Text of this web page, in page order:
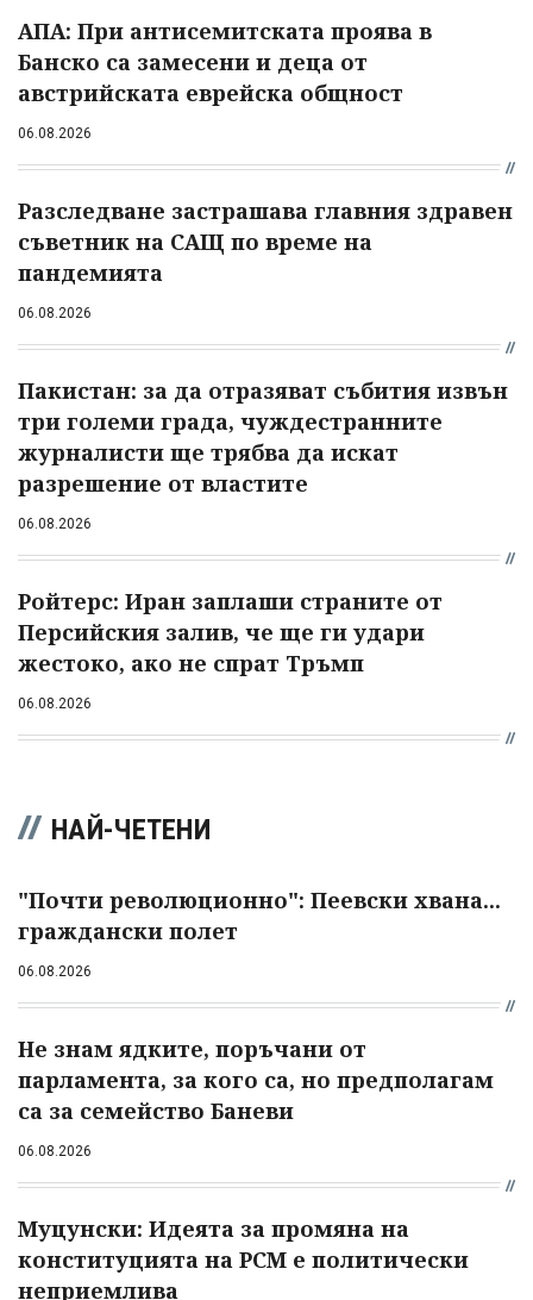
АПА: При антисемитската проява в
Банско са замесени и деца от
австрийската еврейска общност
06.08.2026
Разследване застрашава главния здравен
съветник на САЩ по време на
пандемията
06.08.2026
Пакистан: за да отразяват събития извън
три големи града, чуждестранните
журналисти ще трябва да искат
разрешение от властите
06.08.2026
Ройтерс: Иран заплаши страните от
Персийския залив, че ще ги удари
жестоко, ако не спрат Тръмп
06.08.2026
НАЙ-ЧЕТЕНИ
"Почти революционно": Пеевски хвана...
граждански полет
06.08.2026
Не знам ядките, поръчани от
парламента, за кого са, но предполагам
са за семейство Баневи
06.08.2026
Муцунски: Идеята за промяна на
конституцията на РСМ е политически
неприемлива